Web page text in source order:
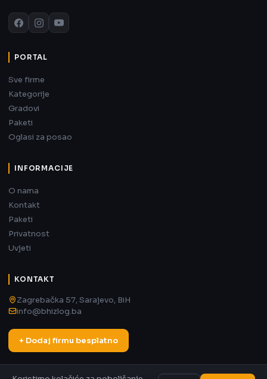
PORTAL
Sve firme
Kategorije
Gradovi
Paketi
Oglasi za posao
INFORMACIJE
O nama
Kontakt
Paketi
Privatnost
Uvjeti
KONTAKT
Zagrebačka 57, Sarajevo, BiH
info@bhizlog.ba
+ Dodaj firmu besplatno